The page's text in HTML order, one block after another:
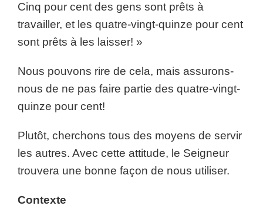
Cinq pour cent des gens sont prêts à
travailler, et les quatre-vingt-quinze pour cent
sont prêts à les laisser! »
Nous pouvons rire de cela, mais assurons-
nous de ne pas faire partie des quatre-vingt-
quinze pour cent!
Plutôt, cherchons tous des moyens de servir
les autres. Avec cette attitude, le Seigneur
trouvera une bonne façon de nous utiliser.
Contexte